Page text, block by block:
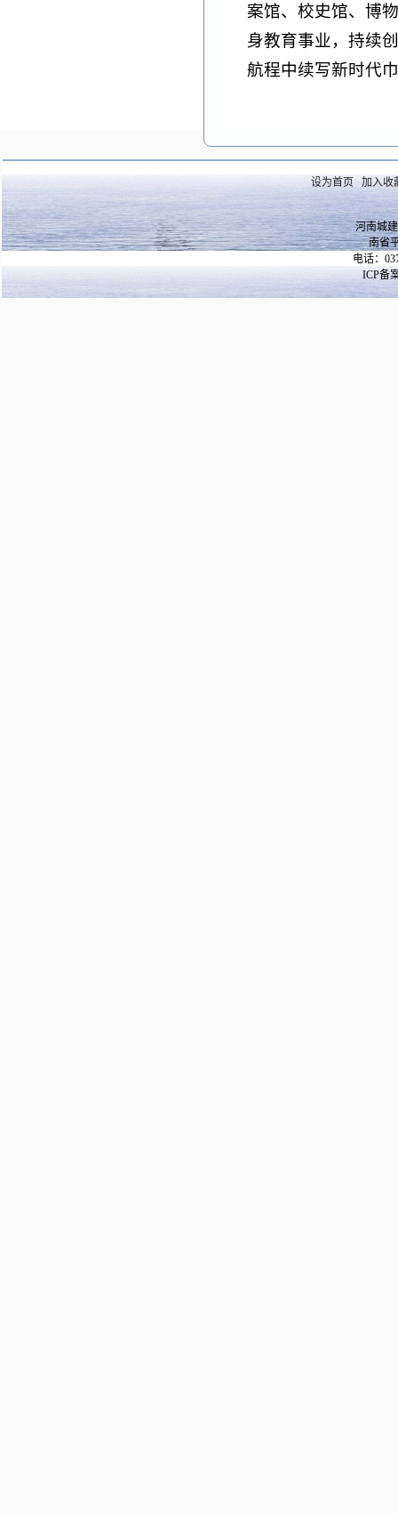
案馆、校史馆、博
身教育事业，持续
航程中续写新时代
设为首页 加入收
河南城
南省
电话：
ICP备